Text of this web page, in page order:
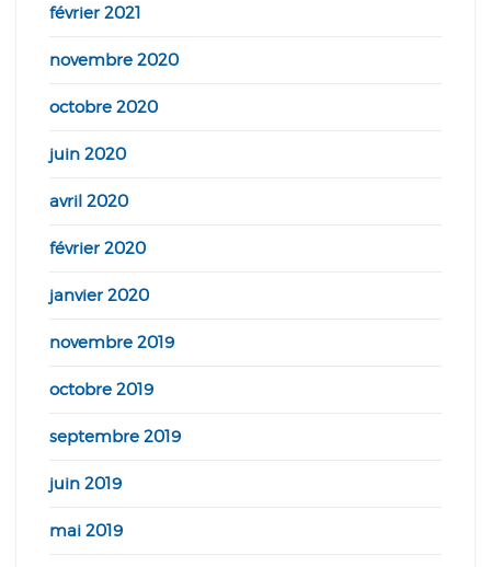
février 2021
novembre 2020
octobre 2020
juin 2020
avril 2020
février 2020
janvier 2020
novembre 2019
octobre 2019
septembre 2019
juin 2019
mai 2019